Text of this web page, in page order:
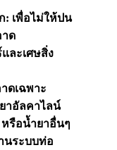
: เพื่อไม่ให้ปน
ด
ละเศษสิ่ง
ดเฉพาะ
าอัลคาไลน์
รือน้ำยาอื่นๆ
นระบบท่อ